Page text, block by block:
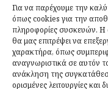
Για να παρέχουμε την
όπως cookies για την
πληροφορίες συσκευών. Η
θα μας επιτρέψει να
χαρακτήρα, όπως
αναγνωριστικά σε αυτόν
ανάκληση της
ορισμένες λειτουργίες και
Ιδανικές Τροφές 26
Εγγραφείτε